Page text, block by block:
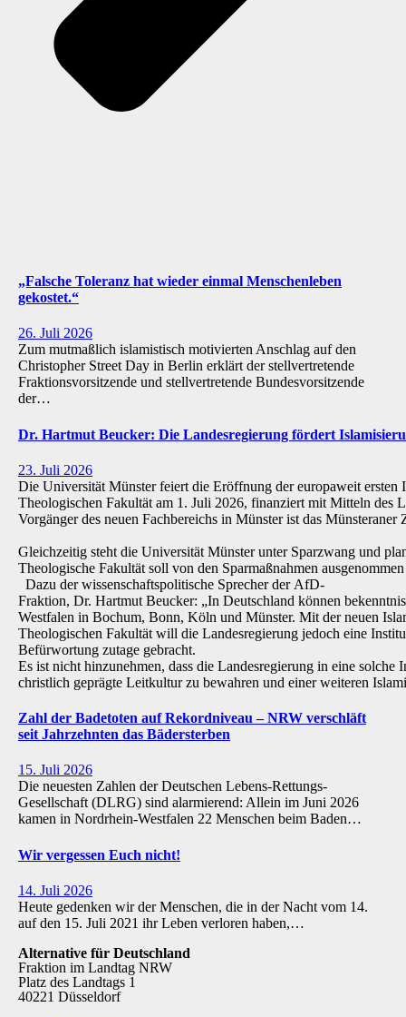
„Falsche Toleranz hat wieder einmal Menschenleben
gekostet.“
26. Juli 2026
Zum mutmaßlich islamistisch motivierten Anschlag auf den
Christopher Street Day in Berlin erklärt der stellvertretende
Fraktionsvorsitzende und stellvertretende Bundesvorsitzende
der…
Dr. Hartmut Beucker: Die Landesregierung fördert
23. Juli 2026
Die Universität Münster feiert die Eröffnung der europaweit ersten
Theologischen Fakultät am 1. Juli 2026, finanziert mit Mitteln des
Vorgänger des neuen Fachbereichs in Münster ist das
Gleichzeitig steht die Universität Münster unter Sparzwang und
Theologische Fakultät soll von den Sparmaßnahmen
Dazu der wissenschaftspolitische Sprecher der AfD-
Fraktion, Dr. Hartmut Beucker: „In Deutschland können
Westfalen in Bochum, Bonn, Köln und Münster. Mit der neuen
Theologischen Fakultät will die Landesregierung jedoch eine
Befürwortung zutage gebracht.
Es ist nicht hinzunehmen, dass die Landesregierung in eine
christlich geprägte Leitkultur zu bewahren und einer weiteren
Zahl der Badetoten auf Rekordniveau – NRW verschläft
seit Jahrzehnten das Bädersterben
15. Juli 2026
Die neuesten Zahlen der Deutschen Lebens-Rettungs-
Gesellschaft (DLRG) sind alarmierend: Allein im Juni 2026
kamen in Nordrhein-Westfalen 22 Menschen beim Baden…
Wir vergessen Euch nicht!
14. Juli 2026
Heute gedenken wir der Menschen, die in der Nacht vom 14.
auf den 15. Juli 2021 ihr Leben verloren haben,…
Alternative für Deutschland
Fraktion im Landtag NRW
Platz des Landtags 1
40221 Düsseldorf